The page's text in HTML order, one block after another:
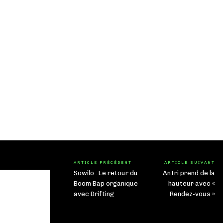
ARTICLE PRÉCÉDENT
Sowilo : Le retour du
Boom Bap organique
avec Drifting
ARTICLE SUIVANT
AnTri prend de la
hauteur avec «
Rendez-vous »